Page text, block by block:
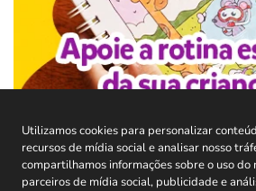
Utilizamos cookies para personalizar
recursos de mídia social e analisar nosso
compartilhamos informações sobre o uso do
parceiros de mídia social, publicidade e